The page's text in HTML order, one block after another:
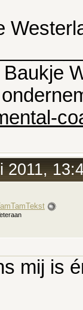
Baukje
2011,
mij is